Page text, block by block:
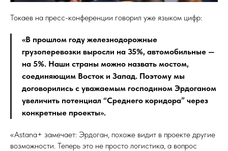
Токаев на пресс-конференции говорил уже языком цифр:
«В прошлом году железнодорожные
грузоперевозки выросли на 35%, автомобильные —
на 5%. Наши страны можно назвать мостом,
соединяющим Восток и Запад. Поэтому мы
договорились с уважаемым господином Эрдоганом
увеличить потенциал “Среднего коридора” через
конкретные проекты».
«Astana+ замечает: Эрдоган, похоже видит в проекте другие
возможности. Теперь это не просто логистика, а вопрос